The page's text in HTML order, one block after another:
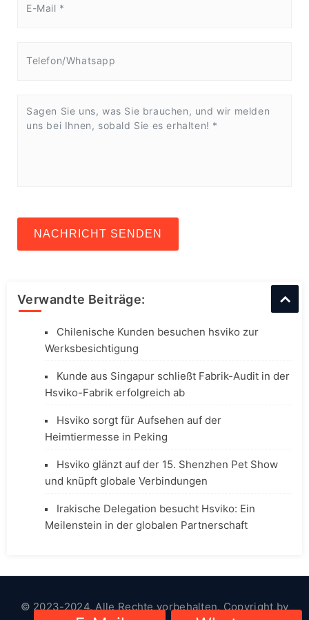
NACHRICHT SENDEN
Verwandte Beiträge:
Chilenische Kunden besuchen hsviko zur
Werksbesichtigung
Kunde aus Singapur schließt Fabrik-Audit in der
Hsviko-Fabrik erfolgreich ab
Hsviko sorgt für Aufsehen auf der
Heimtiermesse in Peking
Hsviko glänzt auf der 15. Shenzhen Pet Show
und knüpft globale Verbindungen
Irakische Delegation besucht Hsviko: Ein
Meilenstein in der globalen Partnerschaft
© 2023-2024. Alle Rechte vorbehalten. Copyright by